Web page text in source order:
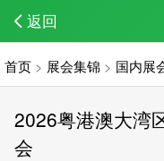
返回
首页 > 展会集锦 > 国内展
2026粤港澳大湾
会